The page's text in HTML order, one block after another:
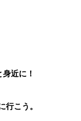
近に！
行こう。